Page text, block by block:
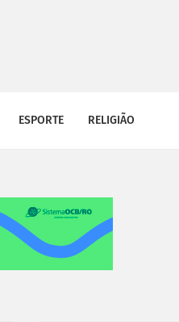
ESPORTE RELIGIÃO